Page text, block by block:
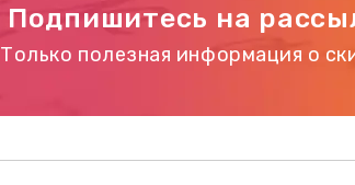
Подпишитесь на
Только полезная информация о